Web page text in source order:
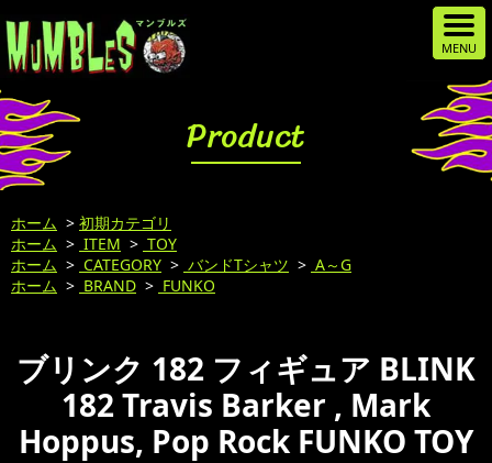
Product
ホーム > 初期カテゴリ
ホーム > ITEM > TOY
ホーム > CATEGORY > バンドTシャツ > A～G
ホーム > BRAND > FUNKO
ブリンク 182 フィギュア BLINK
182 Travis Barker , Mark
Hoppus, Pop Rock FUNKO TOY